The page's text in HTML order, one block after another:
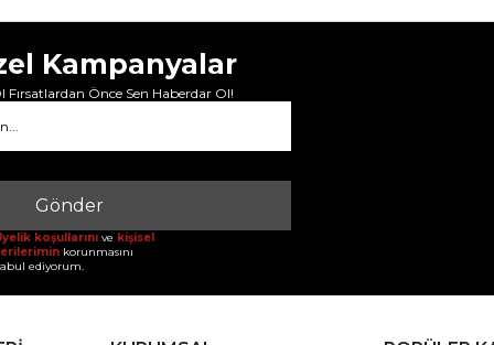
Kampanyalar
Fırsatlardan Önce Sen Haberdar Ol!
Gönder
koşullarını ve kişisel
korunmasını
ediyorum.